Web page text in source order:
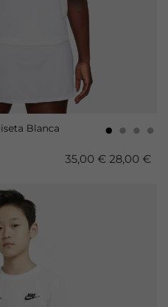
Blanca
35,00 € 28,00 €